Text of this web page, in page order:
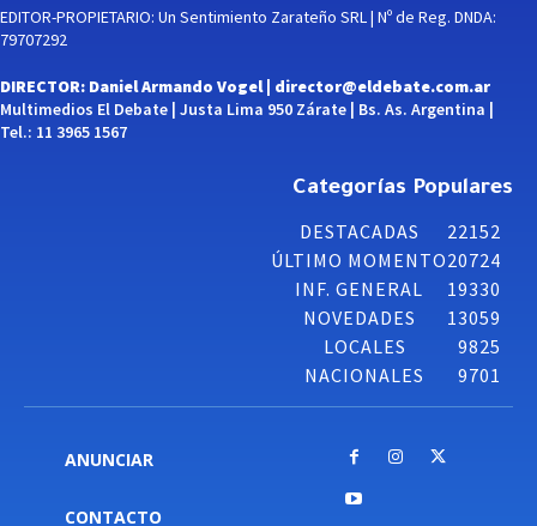
EDITOR-PROPIETARIO: Un Sentimiento Zarateño SRL | Nº de Reg. DNDA:
79707292
DIRECTOR: Daniel Armando Vogel | director@eldebate.com.ar
Multimedios El Debate | Justa Lima 950 Zárate | Bs. As. Argentina |
Tel.: 11 3965 1567
Categorías Populares
DESTACADAS
22152
ÚLTIMO MOMENTO20724
INF. GENERAL
19330
NOVEDADES
13059
LOCALES
9825
NACIONALES
9701
ANUNCIAR
CONTACTO